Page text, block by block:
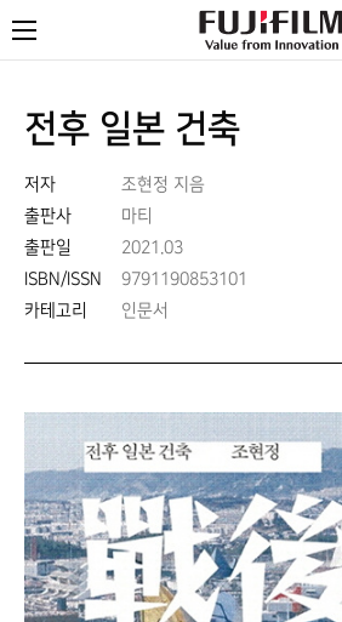
메
뉴
전후 일본 건축
저자
조현정 지음
출판사
마티
출판일
2021.03
ISBN/ISSN
9791190853101
카테고리
인문서